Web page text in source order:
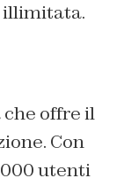
illimitata.
offre il
Con
utenti